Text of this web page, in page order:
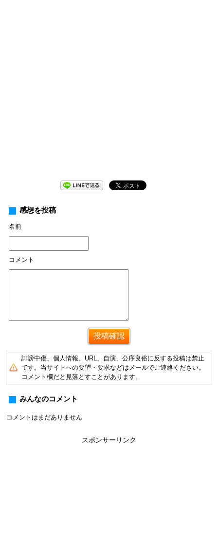
感想を投稿
名前
コメント
誹謗中傷、個人情報、URL、自演、公序良俗に反する投稿は禁止
です。当サイトへの要望・要求などはメールでご連絡ください。
コメント欄だと見落とすことがあります。
みんなのコメント
コメントはまだありません
スポンサーリンク